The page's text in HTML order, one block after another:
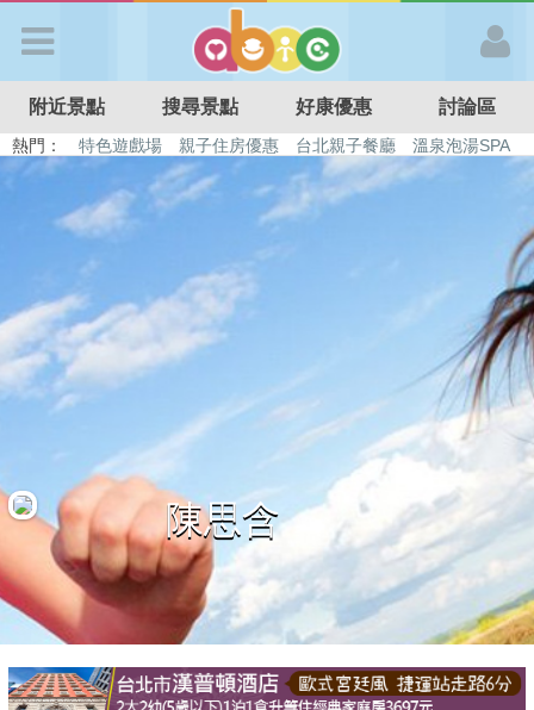
APP登入
首 頁
搜尋景點
好康優惠
最新留言
商家合作
推薦景點
附近景點 搜尋景點 好康優惠 討論區
熱門： 特色遊戲場 親子住房優惠 台北親子餐廳
溫泉泡湯SPA
溜滑梯民宿
觀光工廠 日本親子景點
陳思含